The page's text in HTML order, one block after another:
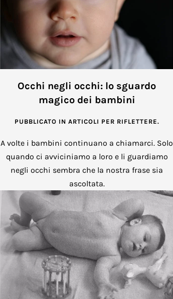
Occhi negli occhi: lo sguardo
magico dei bambini
PUBBLICATO IN ARTICOLI PER RIFLETTERE.
A volte i bambini continuano a chiamarci. Solo
quando ci avviciniamo a loro e li guardiamo
negli occhi sembra che la nostra frase sia
ascoltata.